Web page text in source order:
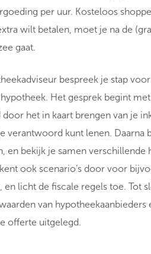
per uur. Kosteloos
wilt betalen, moet je na de
gaat.
bespreek je stap
Het gesprek begint
het in kaart brengen van je
verantwoord kunt lenen. Daarna
en bekijk je samen
ook scenario’s door voor
licht de fiscale regels toe. Tot
van
offerte uitgelegd.